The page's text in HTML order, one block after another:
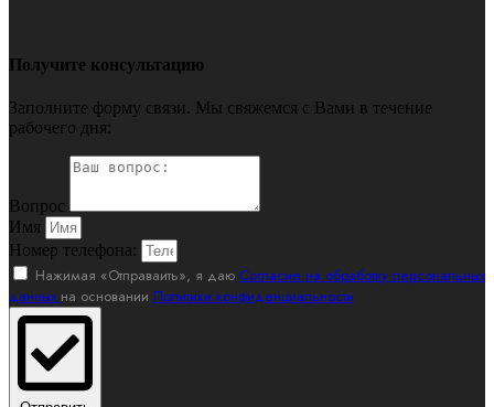
Получите консультацию
Заполните форму связи. Мы свяжемся с Вами в течение
рабочего дня:
Вопрос
Имя
Номер телефона:
Нажимая «Отправаить», я даю Согласие на обработку персональных
данных на основании Политики конфиденциальности